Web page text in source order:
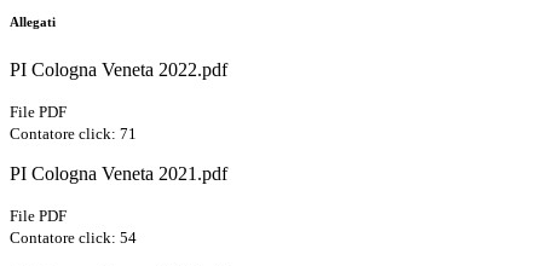
Allegati
PI Cologna Veneta 2022.pdf
File PDF
Contatore click: 71
PI Cologna Veneta 2021.pdf
File PDF
Contatore click: 54